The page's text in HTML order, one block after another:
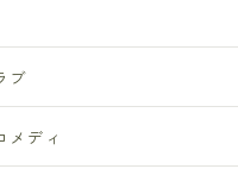
ブ
メディ